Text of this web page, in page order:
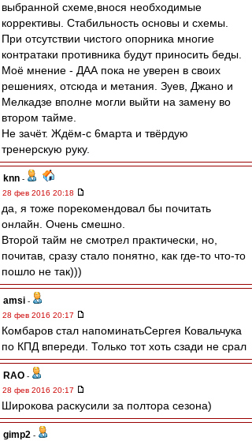
выбранной схеме,внося необходимые
коррективы. Стабильность основы и схемы.
При отсутствии чистого опорника многие
контратаки противника будут приносить беды.
Моё мнение - ДАА пока не уверен в своих
решениях, отсюда и метания. Зуев, Джано и
Мелкадзе вполне могли выйти на замену во
втором тайме.
Не зачёт. Ждём-с 6марта и твёрдую
тренерскую руку.
knn -
28 фев 2016 20:18
да, я тоже порекомендовал бы почитать
онлайн. Очень смешно.
Второй тайм не смотрел практически, но,
почитав, сразу стало понятно, как где-то что-то
пошло не так)))
amsi -
28 фев 2016 20:17
Комбаров стал напоминатьСергея Ковальчука
по КПД впереди. Только тот хоть сзади не срал
RAO -
28 фев 2016 20:17
Широкова раскусили за полтора сезона)
gimp2 -